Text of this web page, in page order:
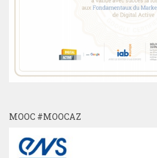
MOOC #MOOCAZ